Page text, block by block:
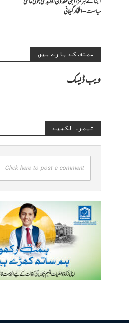
سیاست – افتخار گیلانی
مصنف کے بارے میں
ویب ڈیسک
تبصرہ لکھیے
Click here to post a comment